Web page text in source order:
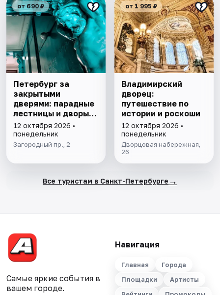
от 690 ₽
Петербург за
закрытыми
дверями: парадные
лестницы и дворы-
колодцы
12 октября 2026 •
понедельник
Загородный пр., 2
от 1 995 ₽
Владимирский
дворец:
путешествие по
истории и роскоши
12 октября 2026 •
понедельник
Дворцовая набережная,
26
Все туристам в Санкт-Петербурге →
Самые яркие события в
вашем городе.
Навигация
Главная
Города
Площадки
Артисты